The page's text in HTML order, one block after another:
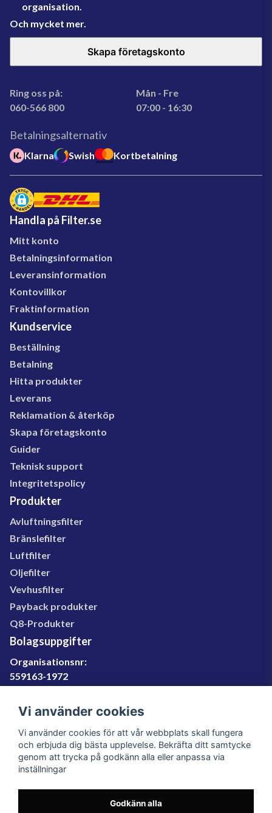
organisation.
Och mycket mer.
Skapa företagskonto
Ring oss på:
060-566 800
Mån - Fre
07:00 - 16:30
Betalningsalternativ
Klarna Swish Kortbetalning
Handla på Filter.se
Mitt konto
Betalningsinformation
Leveransinformation
Kontovillkor
Fraktinformation
Kundservice
Beställning
Betalning
Hitta produkter
Leverans
Reklamation & återköp
Skapa företagskonto
Guider
Teknisk support
Integritetspolicy
Produkter
Avluftningsfilter
Bränslefilter
Luftfilter
Oljefilter
Vevhusfilter
Payback produkter
Q8-Produkter
Bolagsuppgifter
Organisationsnr:
559163-1972
SE559163197201
060-566 800
info@filter.se
Vi använder cookies
Vi använder cookies för att vår webbplats skall fungera
och erbjuda dig bästa upplevelse. Bekräfta ditt samtycke
genom att trycka på godkänn alla eller anpassa via
inställningar
Godkänn alla